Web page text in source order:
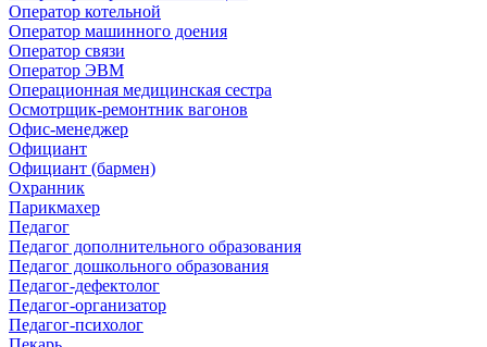
Оператор котельной
Оператор машинного доения
Оператор связи
Оператор ЭВМ
Операционная медицинская сестра
Осмотрщик-ремонтник вагонов
Офис-менеджер
Официант
Официант (бармен)
Охранник
Парикмахер
Педагог
Педагог дополнительного образования
Педагог дошкольного образования
Педагог-дефектолог
Педагог-организатор
Педагог-психолог